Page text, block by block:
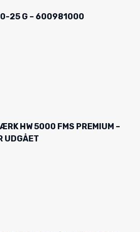
25 G – 600981000
HW 5000 FMS PREMIUM –
UDGÅET